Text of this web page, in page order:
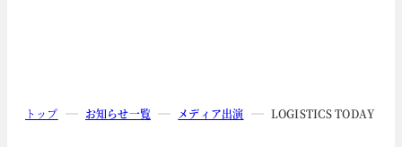
トップ お知らせ一覧 メディア出演 LOGISTICS TODAY｜運